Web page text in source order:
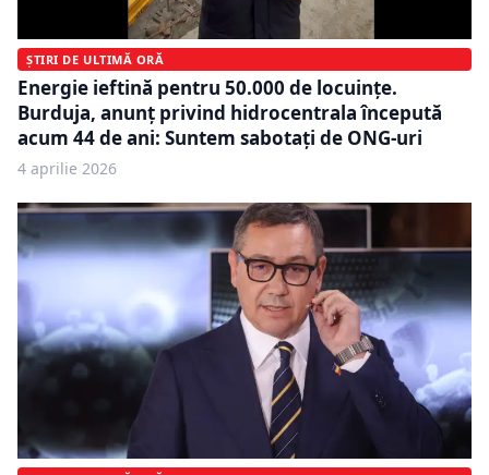
ȘTIRI DE ULTIMĂ ORĂ
Energie ieftină pentru 50.000 de locuințe.
Burduja, anunț privind hidrocentrala începută
acum 44 de ani: Suntem sabotați de ONG-uri
4 aprilie 2026